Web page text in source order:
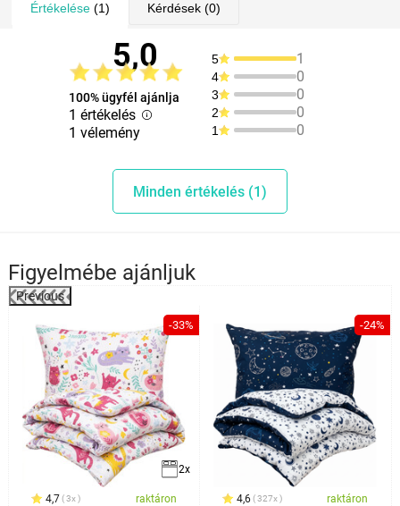
Értékelése(1) Kérdések(0)
5,0
100% ügyfél ajánlja
1 értékelés
1 vélemény
5 1
4 0
3 0
2 0
1 0
Minden értékelés (1)
Figyelmébe ajánljuk
Previous
-33%
2x
4,7 3x raktáron
-24%
4,6 327x raktáron